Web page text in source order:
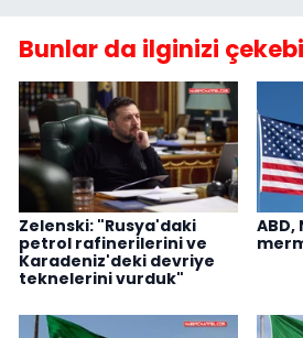
Bunlar da ilginizi
Zelenski: "Rusya'daki
petrol rafinerilerini ve
Karadeniz'deki devriye
teknelerini vurduk"